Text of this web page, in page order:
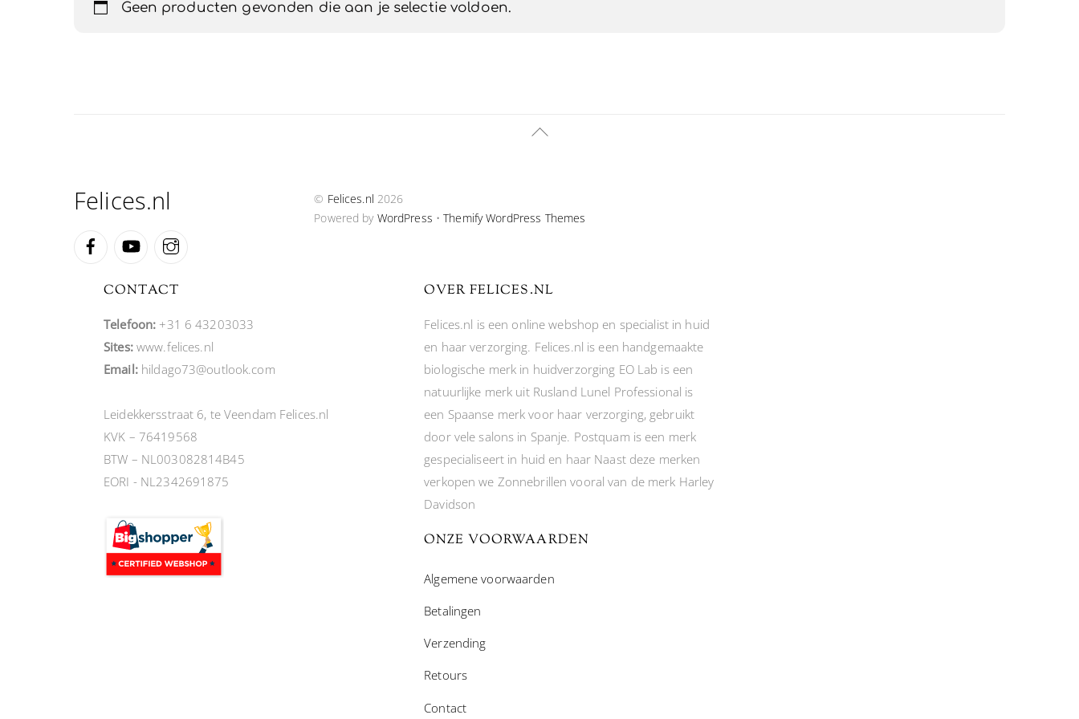
Geen producten gevonden die aan je selectie voldoen.
Back
Felices.nl
FacebookYouTube
© Felices.nl 2026
Powered by WordPress •Themify WordPress Themes
CONTACT
Telefoon: +31 6 43203033
Sites:www.felices.nl
Email:hildago73@outlook.com
Leidekkersstraat 6, te Veendam Felices.nl
KVK – 76419568
BTW – NL003082814B45
EORI - NL2342691875
OVER FELICES.NL
Felices.nl is een online webshop en specialist in huid
en haar verzorging. Felices.nl is een handgemaakte
biologische merk in huidverzorging EO Lab is een
natuurlijke merk uit Rusland Lunel Professional is
een Spaanse merk voor haar verzorging, gebruikt
door vele salons in Spanje. Postquam is een merk
gespecialiseert in huid en haar Naast deze merken
verkopen we Zonnebrillen vooral van de merk Harley
Davidson
ONZE VOORWAARDEN
Algemene voorwaarden
Betalingen
Verzending
Retours
Contact